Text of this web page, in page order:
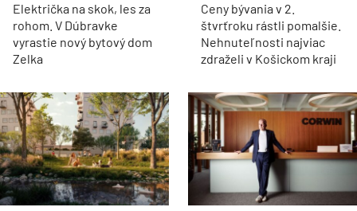
Električka na skok, les za
rohom. V Dúbravke
vyrastie nový bytový dom
Zelka
Ceny bývania v 2.
štvrťroku rástli pomalšie.
Nehnuteľnosti najviac
zdraželi v Košickom kraji